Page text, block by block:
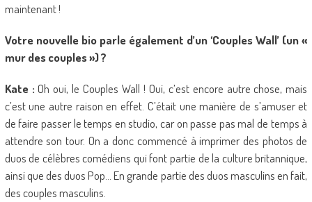
maintenant !
Votre nouvelle bio parle également d’un ‘Couples Wall’ (un «
mur des couples ») ?
Kate : Oh oui, le Couples Wall ! Oui, c’est encore autre chose, mais
c’est une autre raison en effet. C’était une manière de s’amuser et
de faire passer le temps en studio, car on passe pas mal de temps à
attendre son tour. On a donc commencé à imprimer des photos de
duos de célèbres comédiens qui font partie de la culture britannique,
ainsi que des duos Pop… En grande partie des duos masculins en fait,
des couples masculins.